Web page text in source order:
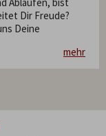
Dir Freude?
Deine
mehr